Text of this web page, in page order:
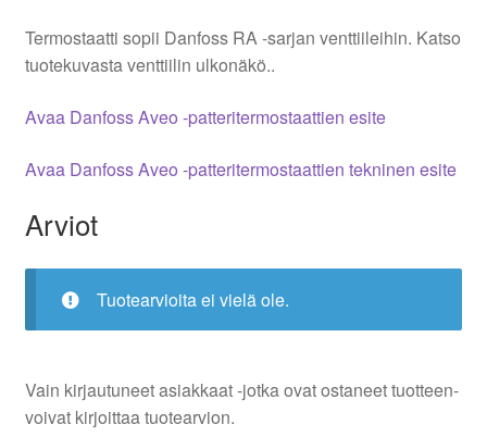
Termostaatti sopii Danfoss RA -sarjan venttiileihin. Katso
tuotekuvasta venttiilin ulkonäkö..
Avaa Danfoss Aveo -patteritermostaattien esite
Avaa Danfoss Aveo -patteritermostaattien tekninen esite
Arviot
Tuotearvioita ei vielä ole.
Vain kirjautuneet asiakkaat -jotka ovat ostaneet tuotteen-
voivat kirjoittaa tuotearvion.